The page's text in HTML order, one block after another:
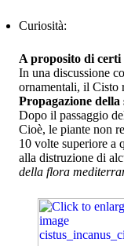
Curiosità:
A proposito di certi
In una discussione
ornamentali, il Cisto
Propagazione della
Dopo il passaggio
Cioè, le piante non
10 volte superiore a
alla distruzione di
della flora